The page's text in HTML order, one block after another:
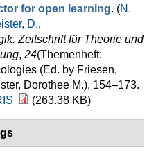
for open learning. (N.
D.,
Zeitschrift für Theorie und
, 24(Themenheft:
(Ed. by Friesen,
Dorothee M.), 154–173.
(263.38 KB)